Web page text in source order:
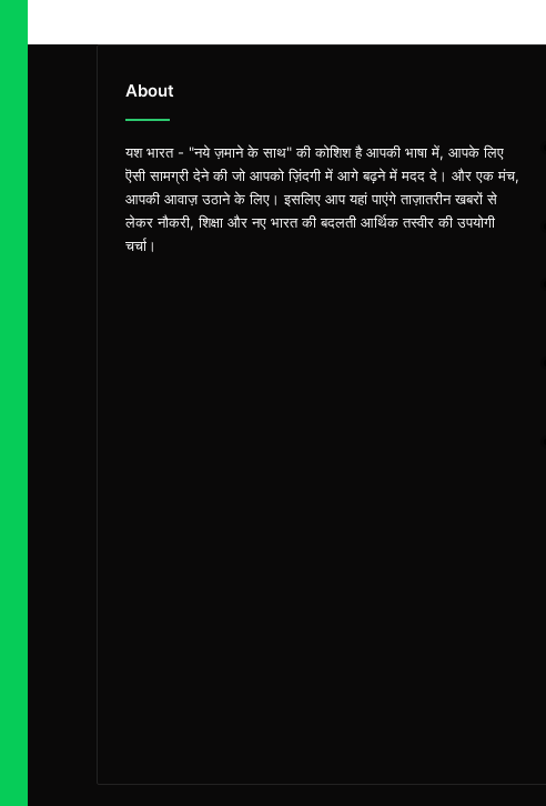
About
यश भारत - "नये ज़माने के साथ" की कोशिश है आपकी भाषा में, आपके लिए
ऎसी सामग्री देने की जो आपको ज़िंदगी में आगे बढ़ने में मदद दे। और एक मंच,
आपकी आवाज़ उठाने के लिए। इसलिए आप यहां पाएंगे ताज़ातरीन खबरों से
लेकर नौकरी, शिक्षा और नए भारत की बदलती आर्थिक तस्वीर की उपयोगी
चर्चा।